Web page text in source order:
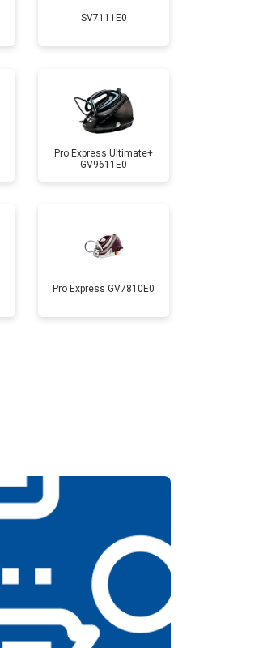
Заказать
Заказать
SV7111E0
Pro Express Ultimate+
GV9611E0
Pro Express GV7810E0